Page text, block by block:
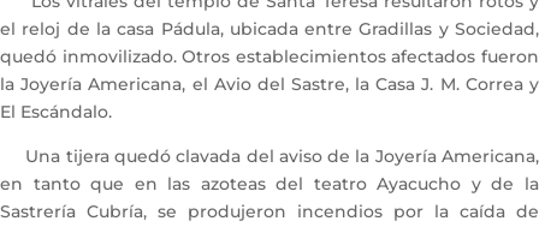
el reloj de la casa Pádula, ubicada entre Gradillas y Sociedad,
quedó inmovilizado. Otros establecimientos afectados fueron
la Joyería Americana, el Avio del Sastre, la Casa J. M. Correa y
El Escándalo.
Una tijera quedó clavada del aviso de la Joyería Americana,
en tanto que en las azoteas del teatro Ayacucho y de la
Sastrería Cubría, se produjeron incendios por la caída de